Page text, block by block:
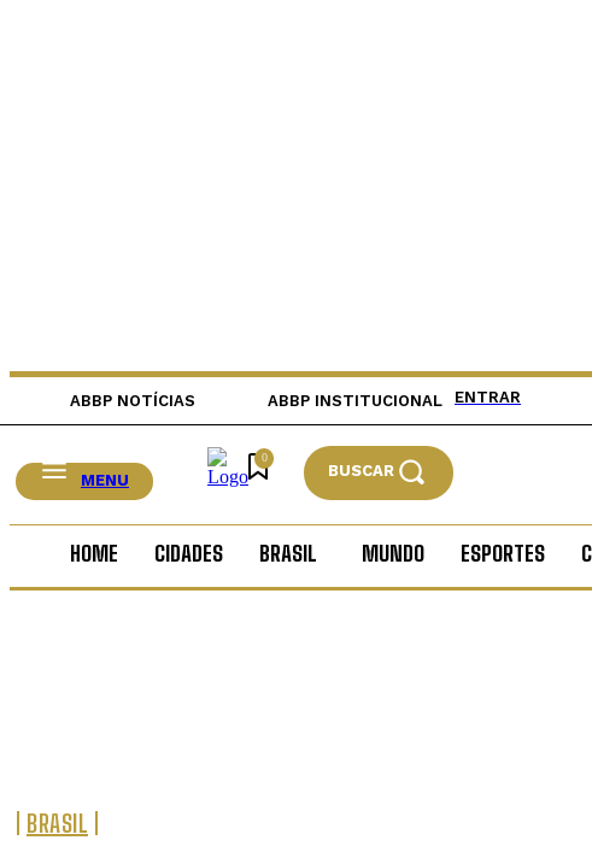
ABBP NOTÍCIAS ABBP INSTITUCIONAL ENTRAR
MENU
0
BUSCAR
HOME CIDADES BRASIL MUNDO ESPORTES
BRASIL